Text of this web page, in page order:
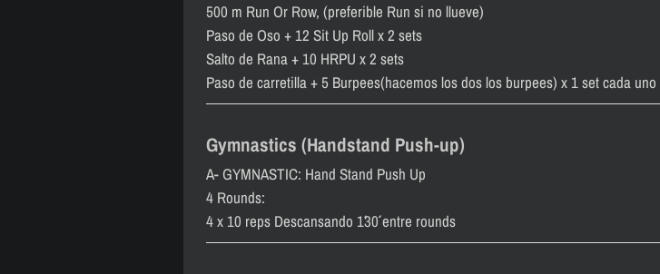
500 m Run Or Row, (preferible Run si no llueve)
Paso de Oso + 12 Sit Up Roll x 2 sets
Salto de Rana + 10 HRPU x 2 sets
Paso de carretilla + 5 Burpees(hacemos los dos los burpees) x 1 set cada uno
Gymnastics (Handstand Push-up)
A- GYMNASTIC: Hand Stand Push Up
4 Rounds:
4 x 10 reps Descansando 1´30´´ entre rounds